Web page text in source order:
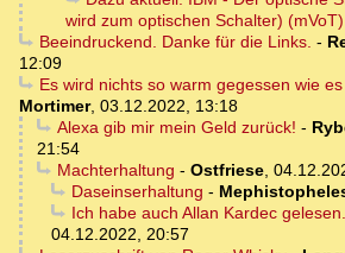
wird zum optischen Schalter) (mVoT)
Beeindruckend. Danke für die Links. -
12:09
Es wird nichts so warm gegessen wie
Mortimer, 03.12.2022, 13:18
Alexa gib mir mein Geld zurück! -
21:54
Machterhaltung - Ostfriese,
Daseinserhaltung -
Ich habe auch Allan Kardec gelesen.
04.12.2022, 20:57